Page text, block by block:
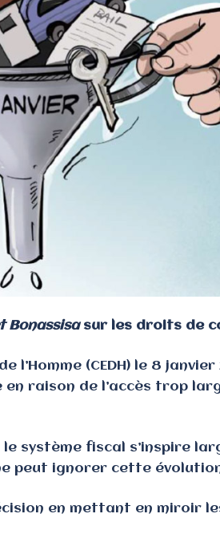
Bonassisasur les droits de
l’Homme (CEDH) le 8
raison de l’accès trop
système fiscal s’inspire
peut ignorer cette
en mettant en miroir